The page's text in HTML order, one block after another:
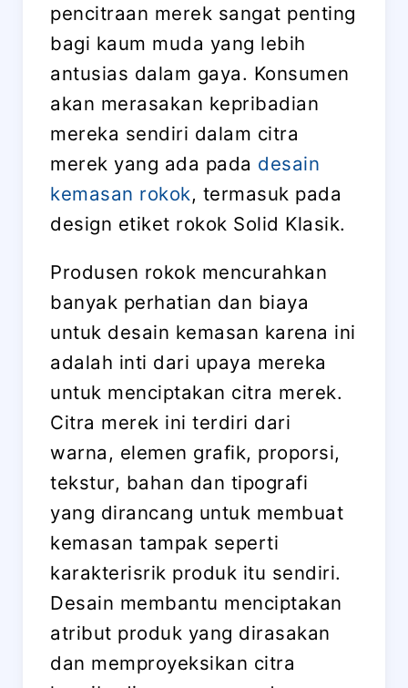
pencitraan merek sangat penting
bagi kaum muda yang lebih
antusias dalam gaya. Konsumen
akan merasakan kepribadian
mereka sendiri dalam citra
merek yang ada pada desain
kemasan rokok, termasuk pada
design etiket rokok Solid Klasik.
Produsen rokok mencurahkan
banyak perhatian dan biaya
untuk desain kemasan karena ini
adalah inti dari upaya mereka
untuk menciptakan citra merek.
Citra merek ini terdiri dari
warna, elemen grafik, proporsi,
tekstur, bahan dan tipografi
yang dirancang untuk membuat
kemasan tampak seperti
karakterisrik produk itu sendiri.
Desain membantu menciptakan
atribut produk yang dirasakan
dan memproyeksikan citra